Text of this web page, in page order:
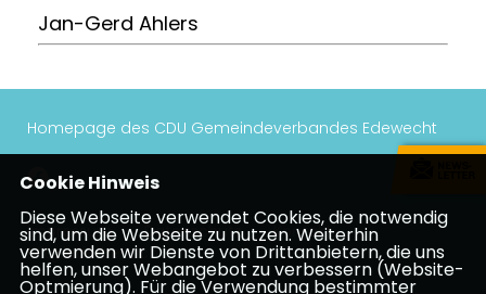
Jan-Gerd Ahlers
Homepage des CDU Gemeindeverbandes Edewecht
Impressum Datenschutz
Kontakt
Mitgliederbereich
Cookie Hinweis
Diese Webseite verwendet Cookies, die notwendig
sind, um die Webseite zu nutzen. Weiterhin
verwenden wir Dienste von Drittanbietern, die uns
helfen, unser Webangebot zu verbessern (Website-
Optmierung). Für die Verwendung bestimmter